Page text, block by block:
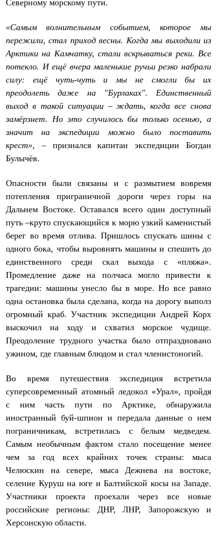
PEAK
TREK
BASK kids
CITY
BASK juno
ИДЁМ В ПОХОД
Дневник капитана
Каталог дилеров
Баск сегодня
История
Отцы основатели
Производство
Баск в вашем городе
Контроль качества
Технологии
Команда Баск
Дилерам
Корпоративным клиентам
Услуги
Медиа
Где купить
Северному морскому пути.
«Самым волнительным событием, которое мы
пережили, стал приход весны. Когда мы выходили из
Арктики на Камчатку, стали вскрываться реки. Все
потекло. И ещё вчера маленькие ручьи резко набрали
силу: ещё чуть-чуть и мы не смогли бы их
преодолеть даже на "Бурлаках". Единственный
выход в такой ситуации–ждать, когда все снова
замёрзнет. Но это случилось бы только осенью, а
значит на экспедиции можно было поставить
крест», – признался капитан экспедиции Богдан
Булычёв.
Опасности были связаны и с размытием вовремя
потепления приграничной дороги через горы на
Дальнем Востоке. Оставался всего один доступный
путь –круто спускающийся к морю узкий каменистый
берег во время отлива. Пришлось спускать шины с
одного бока, чтобы выровнять машины и спешить до
единственного среди скал выхода с «пляжа».
Промедление даже на полчаса могло привести к
трагедии: машины унесло бы в море. Но все равно
одна остановка была сделана, когда на дорогу выполз
огромный краб. Участник экспедиции Андрей Корх
выскочил на ходу и схватил морское чудище.
Преодоление трудного участка было отпраздновано
ужином, где главным блюдом и стал членистоногий.
Во время путешествия экспедиция встретила
суперсовременный атомный ледокол «Урал», пройдя
с ним часть пути по Арктике, обнаружила
иностранный буй-шпион и передала данные о нем
пограничникам, встретилась с белым медведем.
Самым необычным фактом стало посещение менее
чем за год всех крайних точек страны: мыса
Челюскин на севере, мыса Дежнева на востоке,
селение Куруш на юге и Балтийской косы на Западе.
Участники проекта проехали через все новые
российские регионы: ДНР, ЛНР, Запорожскую и
Херсонскую области.